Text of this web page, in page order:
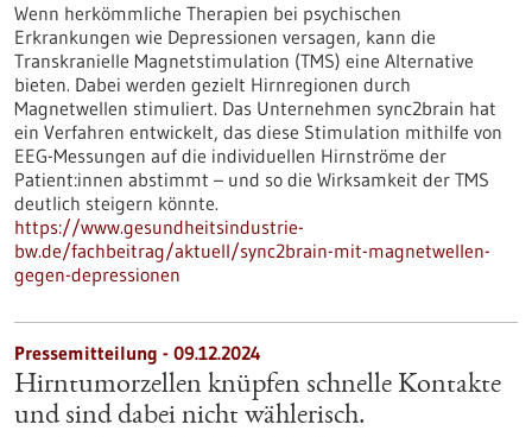
Wenn herkömmliche Therapien bei psychischen
Erkrankungen wie Depressionen versagen, kann die
Transkranielle Magnetstimulation (TMS) eine Alternative
bieten. Dabei werden gezielt Hirnregionen durch
Magnetwellen stimuliert. Das Unternehmen sync2brain hat
ein Verfahren entwickelt, das diese Stimulation mithilfe von
EEG-Messungen auf die individuellen Hirnströme der
Patient:innen abstimmt – und so die Wirksamkeit der TMS
deutlich steigern könnte.
https://www.gesundheitsindustrie-
bw.de/fachbeitrag/aktuell/sync2brain-mit-magnetwellen-
gegen-depressionen
Pressemitteilung - 09.12.2024
Hirntumorzellen knüpfen schnelle Kontakte
und sind dabei nicht wählerisch.